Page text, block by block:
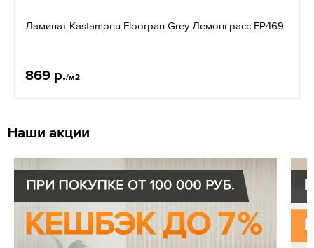
Ламинат Kastamonu Floorpan Grey Лемонграсс FP469
869 р./м2
Наши акции